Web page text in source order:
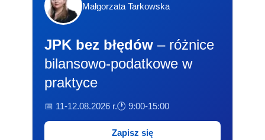
Małgorzata Tarkowska
JPK bez błędów – różnice
bilansowo-podatkowe w
praktyce
📅 11-12.08.2026 r.🕐 9:00-15:00
Zapisz się